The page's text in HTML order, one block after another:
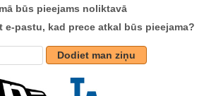
būs pieejams noliktavā
e-pastu, kad prece atkal būs pieejama?
Dodiet man ziņu